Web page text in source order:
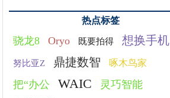
热点标签
骁龙8 Oryo 既要拍得 想换手机
努比亚Z 鼎捷数智 啄木鸟家
把“办公 WAIC
灵巧智能